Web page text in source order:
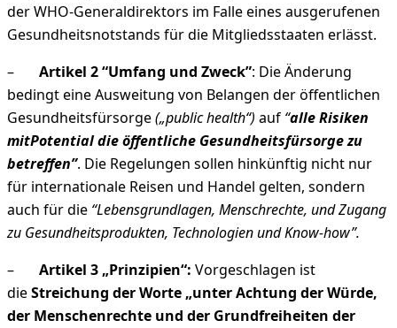
der WHO-Generaldirektors im Falle eines ausgerufenen
Gesundheitsnotstands für die Mitgliedsstaaten erlässt.
– Artikel 2 “Umfang und Zweck”: Die Änderung
bedingt eine Ausweitung von Belangen der öffentlichen
Gesundheitsfürsorge(„public health“) auf “alle Risiken
mitPotentialdie öffentliche Gesundheitsfürsorge zu
betreffen”. Die Regelungen sollen hinkünftig nicht nur
für internationale Reisen und Handel gelten, sondern
auch für die “Lebensgrundlagen, Menschrechte, und Zugang
zu Gesundheitsprodukten, Technologien und Know-how”.
– Artikel 3 „Prinzipien“: Vorgeschlagen ist
dieStreichung der Worte „unter Achtung der Würde,
der Menschenrechte und der Grundfreiheiten der